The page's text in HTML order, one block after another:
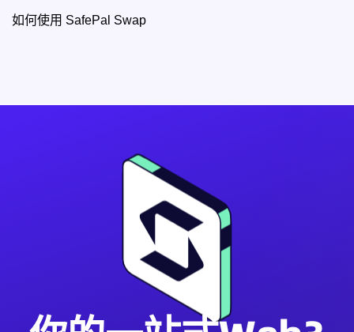
如何使用 SafePal Swap